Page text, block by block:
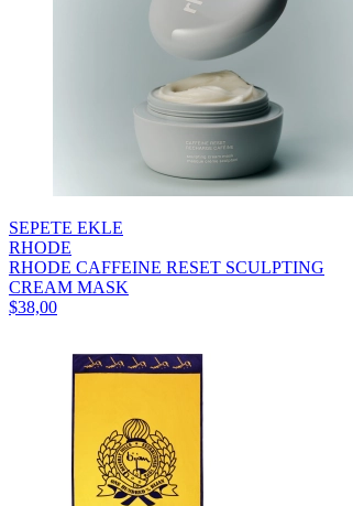
SEPETE EKLE
RHODE
RHODE CAFFEINE RESET SCULPTING
CREAM MASK
$38,00